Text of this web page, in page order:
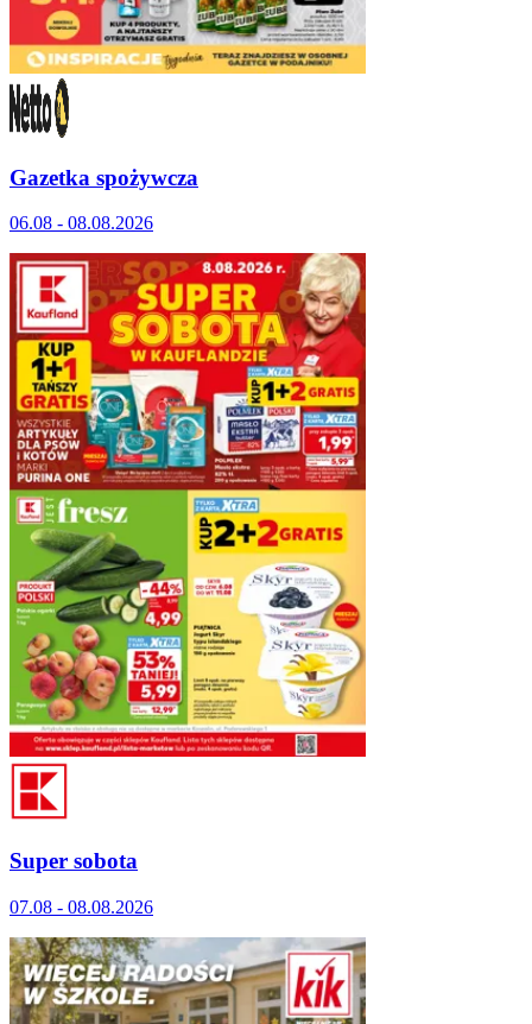
Gazetka spożywcza
06.08 - 08.08.2026
Super sobota
07.08 - 08.08.2026